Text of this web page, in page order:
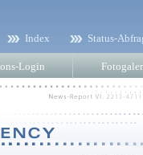
Index Status-
Login